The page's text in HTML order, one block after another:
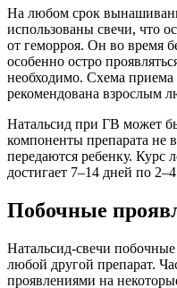
На любом срок
использованы свечи, что
от геморроя. Он во время
особенно остро
необходимо. Схема приема
рекомендована взрослым
Натальсид при ГВ может
компоненты препарата не
передаются ребенку. Курс
достигает 7–14 дней по
Побочные
Натальсид-свечи
любой другой препарат.
проявлениями на